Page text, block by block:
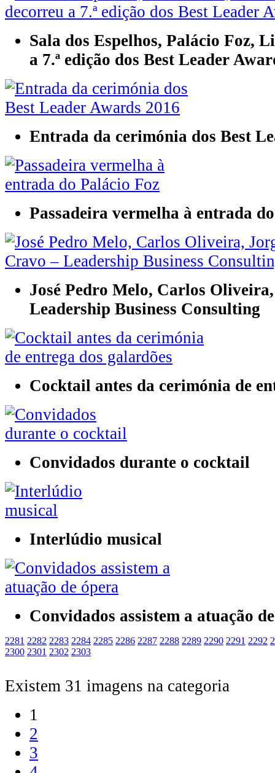
Sala dos Espelhos, Palácio Foz,
a 7.ª edição dos Best Leader
Entrada da cerimónia dos Best
Passadeira vermelha à entrada
José Pedro Melo, Carlos
Leadership Business Consulting
Cocktail antes da cerimónia de
Convidados durante o cocktail
Interlúdio musical
Convidados assistem a atuação
2281 2282 2283 2284 2285 2286 2287 2288 2289 2290 2291 2292
2300 2301 2302 2303
Existem 31 imagens na categoria
1
2
3